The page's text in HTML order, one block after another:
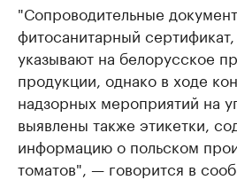
"Сопроводительные
фитосанитарный
указывают на белорусское
продукции, однако в ходе
надзорных мероприятий на
выявлены также этикетки,
информацию о польском
томатов", — говорится в